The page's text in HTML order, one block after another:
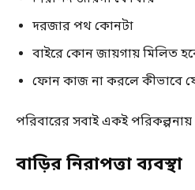
দরজার পথ কোনটা
বাইরে কোন জায়গায় মিলিত
ফোন কাজ না করলে কীভাবে
পরিবারের সবাই একই
বাড়ির নিরাপত্তা ব্যবস্থা